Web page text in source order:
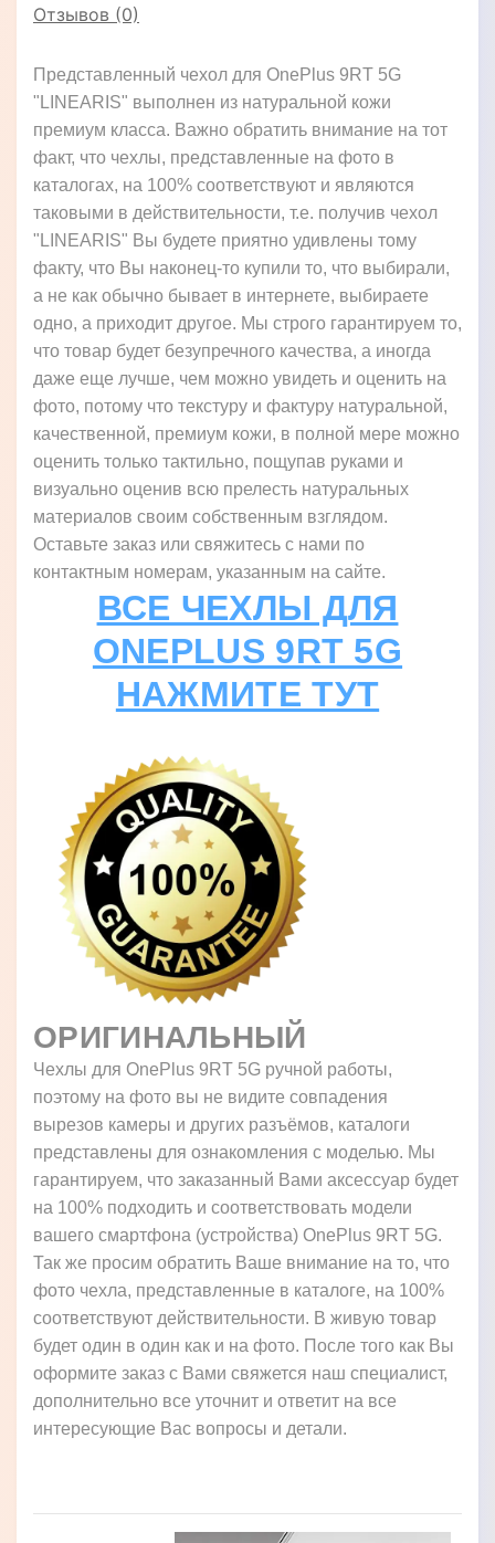
Отзывов (0)
Представленный чехол для OnePlus 9RT 5G
"LINEARIS" выполнен из натуральной кожи
премиум класса. Важно обратить внимание на тот
факт, что чехлы, представленные на фото в
каталогах, на 100% соответствуют и являются
таковыми в действительности, т.е. получив чехол
"LINEARIS" Вы будете приятно удивлены тому
факту, что Вы наконец-то купили то, что выбирали,
а не как обычно бывает в интернете, выбираете
одно, а приходит другое. Мы строго гарантируем то,
что товар будет безупречного качества, а иногда
даже еще лучше, чем можно увидеть и оценить на
фото, потому что текстуру и фактуру натуральной,
качественной, премиум кожи, в полной мере можно
оценить только тактильно, пощупав руками и
визуально оценив всю прелесть натуральных
материалов своим собственным взглядом.
Оставьте заказ или свяжитесь с нами по
контактным номерам, указанным на сайте.
ВСЕ ЧЕХЛЫ ДЛЯ
ONEPLUS 9RT 5G
НАЖМИТЕ ТУТ
ОРИГИНАЛЬНЫЙ
Чехлы для OnePlus 9RT 5G ручной работы,
поэтому на фото вы не видите совпадения
вырезов камеры и других разъёмов, каталоги
представлены для ознакомления с моделью. Мы
гарантируем, что заказанный Вами аксессуар будет
на 100% подходить и соответствовать модели
вашего смартфона (устройства) OnePlus 9RT 5G.
Так же просим обратить Ваше внимание на то, что
фото чехла, представленные в каталоге, на 100%
соответствуют действительности. В живую товар
будет один в один как и на фото. После того как Вы
оформите заказ с Вами свяжется наш специалист,
дополнительно все уточнит и ответит на все
интересующие Вас вопросы и детали.